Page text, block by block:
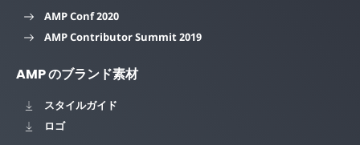
AMP Conf 2020
AMP Contributor Summit 2019
AMP のブランド素材
スタイルガイド
ロゴ